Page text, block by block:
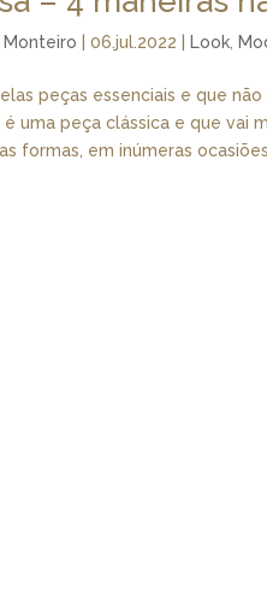
Monteiro |06.jul.2022 Look,
peças essenciais e que
é uma peça clássica e que vai
formas, em inúmeras